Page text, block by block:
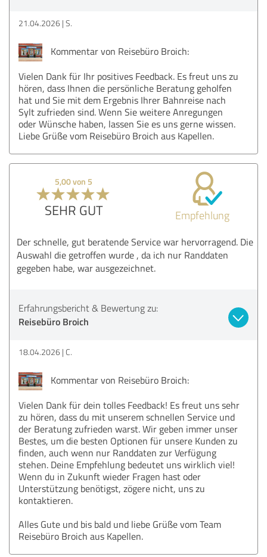
21.04.2026 S.
Kommentar von Reisebüro Broich:
Vielen Dank für Ihr positives Feedback. Es freut uns zu
hören, dass Ihnen die persönliche Beratung geholfen
hat und Sie mit dem Ergebnis Ihrer Bahnreise nach
Sylt zufrieden sind. Wenn Sie weitere Anregungen
oder Wünsche haben, lassen Sie es uns gerne wissen.
Liebe Grüße vom Reisebüro Broich aus Kapellen.
5,00 von 5
SEHR GUT Empfehlung
Der schnelle, gut beratende Service war hervorragend. Die
Auswahl die getroffen wurde , da ich nur Randdaten
gegeben habe, war ausgezeichnet.
Erfahrungsbericht & Bewertung zu:
Reisebüro Broich
18.04.2026 C.
Kommentar von Reisebüro Broich:
Vielen Dank für dein tolles Feedback! Es freut uns sehr
zu hören, dass du mit unserem schnellen Service und
der Beratung zufrieden warst. Wir geben immer unser
Bestes, um die besten Optionen für unsere Kunden zu
finden, auch wenn nur Randdaten zur Verfügung
stehen. Deine Empfehlung bedeutet uns wirklich viel!
Wenn du in Zukunft wieder Fragen hast oder
Unterstützung benötigst, zögere nicht, uns zu
kontaktieren.
Alles Gute und bis bald und liebe Grüße vom Team
Reisebüro Broich aus Kapellen.